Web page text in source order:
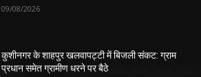
09/08/2026
कुशीनगर के शाहपुर खलवापट्टी में बिजली संकट: ग्राम
प्रधान समेत ग्रामीण धरने पर बैठे